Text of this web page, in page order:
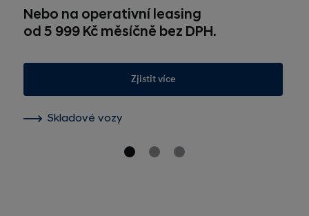
Nebo na operativní leasing
od 5 999 Kč měsíčně bez DPH.
Zjistit více
Skladové vozy